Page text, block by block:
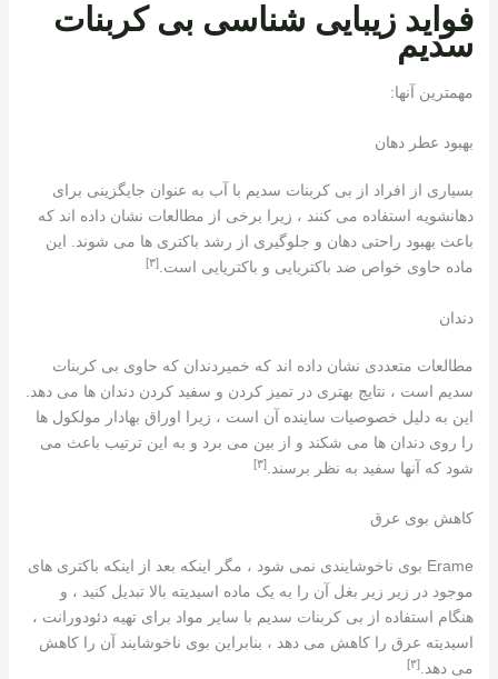
فواید زیبایی شناسی بی کربنات
سدیم
مهمترین آنها:
بهبود عطر دهان
بسیاری از افراد از بی کربنات سدیم با آب به عنوان جایگزینی برای
دهانشویه استفاده می کنند ، زیرا برخی از مطالعات نشان داده اند که
باعث بهبود راحتی دهان و جلوگیری از رشد باکتری ها می شوند. این
ماده حاوی خواص ضد باکتریایی و باکتریایی است.[٣]
دندان
مطالعات متعددی نشان داده اند که خمیردندان که حاوی بی کربنات
سدیم است ، نتایج بهتری در تمیز کردن و سفید کردن دندان ها می دهد.
این به دلیل خصوصیات ساینده آن است ، زیرا اوراق بهادار مولکول ها
را روی دندان ها می شکند و از بین می برد و به این ترتیب باعث می
شود که آنها سفید به نظر برسند. [٣]
کاهش بوی عرق
Erame بوی ناخوشایندی نمی شود ، مگر اینکه بعد از اینکه باکتری های
موجود در زیر زیر بغل آن را به یک ماده اسیدیته بالا تبدیل کنید ، و
هنگام استفاده از بی کربنات سدیم با سایر مواد برای تهیه دئودورانت ،
اسیدیته عرق را کاهش می دهد ، بنابراین بوی ناخوشایند آن را کاهش
می دهد.[٣]